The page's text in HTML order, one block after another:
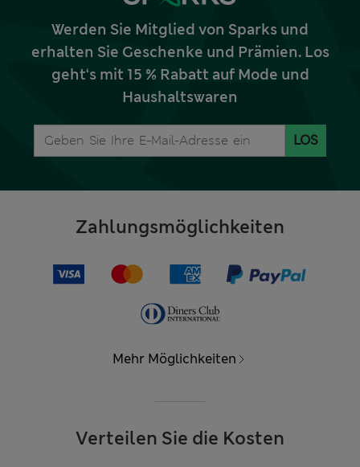
Werden Sie Mitglied von Sparks und
erhalten Sie Geschenke und Prämien. Los
geht‘s mit 15 % Rabatt auf Mode und
Haushaltswaren
LOS
Zahlungsmöglichkeiten
Mehr Möglichkeiten
Verteilen Sie die Kosten